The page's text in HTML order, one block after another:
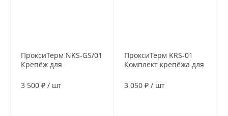
ПроксиТерм NKS-GS/01
Крепёж для
из нержавеющей
3 500 ₽ / шт
ПроксиТерм KRS-01
Комплект крепёжа для
GSK и GK из
3 050 ₽ / шт